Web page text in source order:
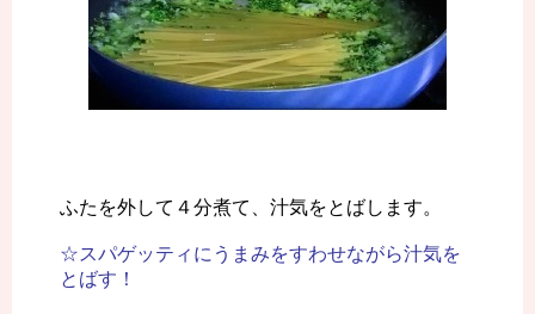
ふたを外して４分煮て、汁気をとばします。
☆スパゲッティにうまみをすわせながら汁気を
とばす！